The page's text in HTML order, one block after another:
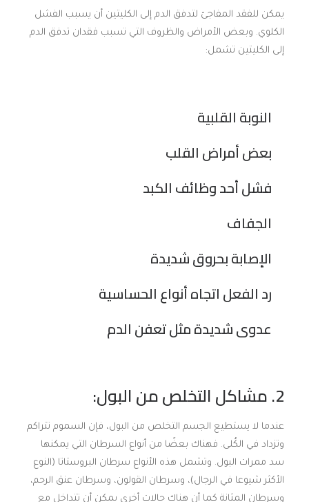
يمكن للفقد المفاجئ لتدفق الدم إلى الكليتين أن يسبب الفشل
الكلوي. وبعض الأمراض والظروف التي تسبب فقدان تدفق الدم
إلى الكليتين تشمل:
النوبة القلبية
بعض أمراض القلب
فشل أحد وظائف الكبد
الجفاف
الإصابة بحروق شديدة
رد الفعل اتجاه أنواع الحساسية
عدوى شديدة مثل تعفن الدم
2. مشاكل التخلص من البول:
عندما لا يستطيع الجسم التخلص من البول، فإن السموم تتراكم
وتزداد في الكُلى. فهناك بعضًا من أنواع السرطان التي يمكنها
سد ممرات البول. وتشمل هذه الأنواع سرطان البروستاتا (النوع
الأكثر شيوعا في الرجال)، وسرطان القولون، وسرطان عنق الرحم،
وسرطان المثانة كما أن هناك حالات أخرى يمكن أن تتداخل مع